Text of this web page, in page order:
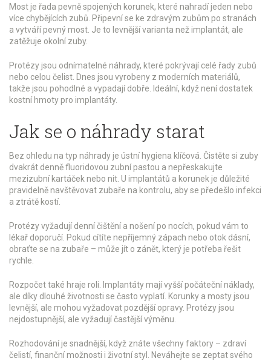
Most je řada pevně spojených korunek, které nahradí jeden nebo
více chybějících zubů. Připevní se ke zdravým zubům po stranách
a vytváří pevný most. Je to levnější varianta než implantát, ale
zatěžuje okolní zuby.
Protézy jsou odnímatelné náhrady, které pokrývají celé řady zubů
nebo celou čelist. Dnes jsou vyrobeny z moderních materiálů,
takže jsou pohodlné a vypadají dobře. Ideální, když není dostatek
kostní hmoty pro implantáty.
Jak se o náhrady starat
Bez ohledu na typ náhrady je ústní hygiena klíčová. Čistěte si zuby
dvakrát denně fluoridovou zubní pastou a nepřeskakujte
mezizubní kartáček nebo nit. U implantátů a korunek je důležité
pravidelně navštěvovat zubaře na kontrolu, aby se předešlo infekci
a ztrátě kostí.
Protézy vyžadují denní čištění a nošení po nocích, pokud vám to
lékař doporučí. Pokud cítíte nepříjemný zápach nebo otok dásní,
obraťte se na zubaře – může jít o zánět, který je potřeba řešit
rychle.
Rozpočet také hraje roli. Implantáty mají vyšší počáteční náklady,
ale díky dlouhé životnosti se často vyplatí. Korunky a mosty jsou
levnější, ale mohou vyžadovat pozdější opravy. Protézy jsou
nejdostupnější, ale vyžadují častější výměnu.
Rozhodování je snadnější, když znáte všechny faktory – zdraví
čelistí, finanční možnosti i životní styl. Neváhejte se zeptat svého